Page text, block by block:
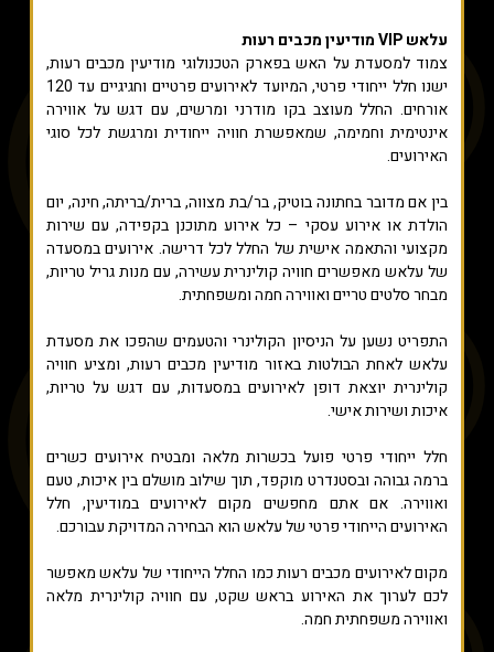
עלאש VIP מודיעין מכבים רעות
צמוד למסעדת על האש בפארק הטכנולוגי מודיעין מכבים רעות,
ישנו חלל ייחודי פרטי, המיועד לאירועים פרטיים וחגיגיים עד 120
אורחים. החלל מעוצב בקו מודרני ומרשים, עם דגש על אווירה
אינטימית וחמימה, שמאפשרת חוויה ייחודית ומרגשת לכל סוגי
האירועים.
בין אם מדובר בחתונה בוטיק, בר/בת מצווה, ברית/בריתה, חינה, יום
הולדת או אירוע עסקי – כל אירוע מתוכנן בקפידה, עם שירות
מקצועי והתאמה אישית של החלל לכל דרישה. אירועים במסעדה
של עלאש מאפשרים חוויה קולינרית עשירה, עם מנות גריל טריות,
מבחר סלטים טריים ואווירה חמה ומשפחתית.
התפריט נשען על הניסיון הקולינרי והטעמים שהפכו את מסעדת
עלאש לאחת הבולטות באזור מודיעין מכבים רעות, ומציע חוויה
קולינרית יוצאת דופן לאירועים במסעדות, עם דגש על טריות,
איכות ושירות אישי.
חלל ייחודי פרטי פועל בכשרות מלאה ומבטיח אירועים כשרים
ברמה גבוהה ובסטנדרט מוקפד, תוך שילוב מושלם בין איכות, טעם
ואווירה. אם אתם מחפשים מקום לאירועים במודיעין, חלל
האירועים הייחודי פרטי של עלאש הוא הבחירה המדויקת עבורכם.
מקום לאירועים מכבים רעות כמו החלל הייחודי של עלאש מאפשר
לכם לערוך את האירוע בראש שקט, עם חוויה קולינרית מלאה
ואווירה משפחתית חמה.